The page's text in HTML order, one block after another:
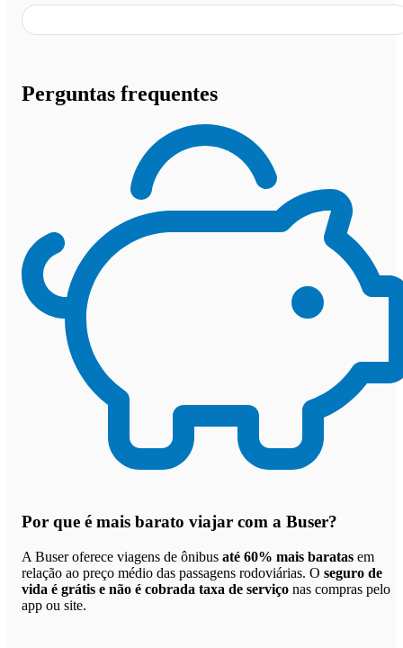
Perguntas frequentes
Por que é mais barato viajar com a Buser?
A Buser oferece viagens de ônibus até 60% mais baratas em
relação ao preço médio das passagens rodoviárias. O seguro de
vida é grátis e não é cobrada taxa de serviço nas compras pelo
app ou site.